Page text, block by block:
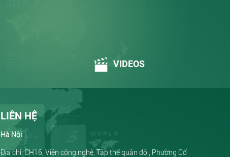
VIDEOS
LIÊN HỆ
Hà Nội
Địa chỉ: CH16, Viện công nghệ, Tập thể quân đội, Phường Cổ